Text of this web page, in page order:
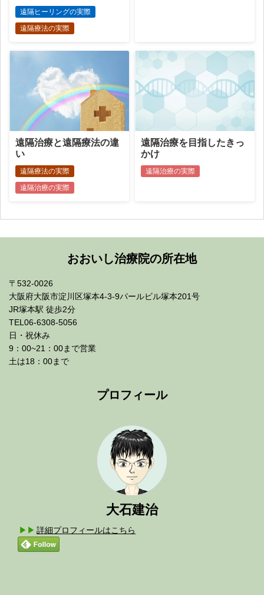
遠隔ヒーリングの実際
遠隔療法の実際
遠隔治療と遠隔療法の違
い
遠隔療法の実際
遠隔治療の実際
遠隔治療を目指したきっ
かけ
遠隔治療の実際
おおいし治療院の所在地
〒532-0026
大阪府大阪市淀川区塚本4-3-9パールビル塚本201号
JR塚本駅 徒歩2分
TEL06-6308-5056
日・祝休み
9：00~21：00まで営業
土は18：00まで
プロフィール
大石建治
詳細プロフィールはこちら